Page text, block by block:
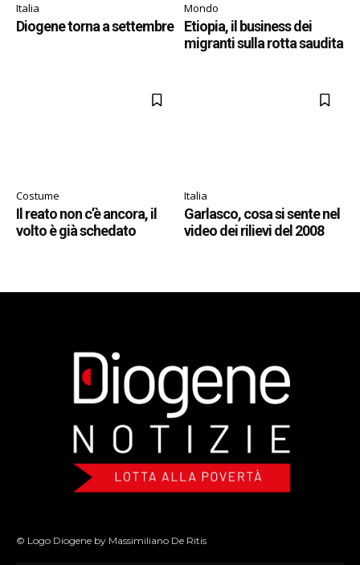
Italia
Diogene torna a settembre
Mondo
Etiopia, il business dei
migranti sulla rotta saudita
Costume
Il reato non c’è ancora, il
volto è già schedato
Italia
Garlasco, cosa si sente nel
video dei rilievi del 2008
© Logo Diogene by Massimiliano De Ritis